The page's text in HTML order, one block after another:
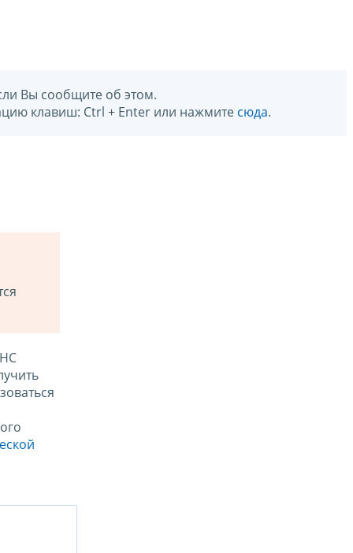
Вы сообщите об этом.
клавиш: Ctrl + Enter или нажмите сюда.